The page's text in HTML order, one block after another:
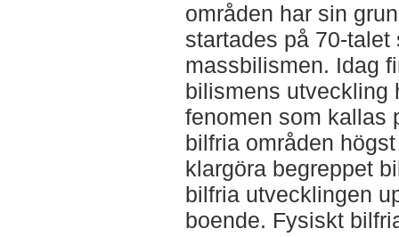
områden har sin
startades på 70-
massbilismen. Idag
bilismens utveckling
fenomen som kallas
bilfria områden
klargöra begreppet
bilfria utvecklingen
boende. Fysiskt